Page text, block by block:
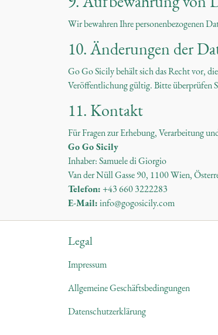
Wir bewahren Ihre personenbezogenen
10. Änderungen der
Go Go Sicily behält sich das Recht vor,
Veröffentlichung gültig. Bitte überprüfen
11. Kontakt
Für Fragen zur Erhebung, Verarbeitung
Go Go Sicily
Inhaber: Samuele di Giorgio
Van der Nüll Gasse 90, 1100 Wien,
Telefon: +43 660 3222283
E-Mail: info@gogosicily.com
Legal
Impressum
Allgemeine Geschäftsbedingungen
Datenschutzerklärung